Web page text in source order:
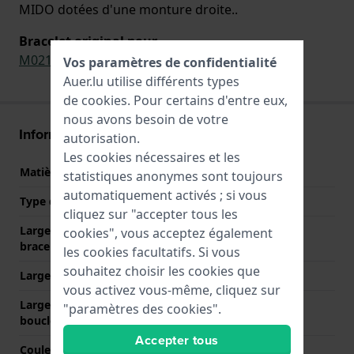
MIDO dotées d'une monture droite..
Bracelet original pour
M0214071841100
Informations bracelet
Matière bracelet
Textile
Type de matériau
Textile et cuir
Largeur de la patte (du
bracelet)
21 mm
Largeur entre Corne
21 mm
Largeur de bande à la
boucle
18 mm
Couleur du bracelet
Bleu
Vos paramètres de confidentialité
Auer.lu utilise différents types
de cookies. Pour certains d'entre eux,
nous avons besoin de votre
autorisation.
Les cookies nécessaires et les
statistiques anonymes sont toujours
automatiquement activés ; si vous
cliquez sur "accepter tous les
cookies", vous acceptez également
les cookies facultatifs. Si vous
souhaitez choisir les cookies que
vous activez vous-même, cliquez sur
"paramètres des cookies".
Accepter tous